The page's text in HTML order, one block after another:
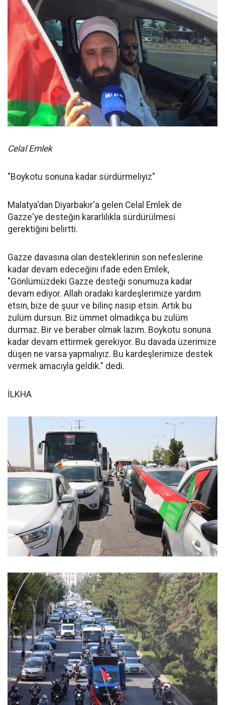
Celal Emlek
"Boykotu sonuna kadar sürdürmeliyiz"
Malatya'dan Diyarbakır'a gelen Celal Emlek de
Gazze'ye desteğin kararlılıkla sürdürülmesi
gerektiğini belirtti.
Gazze davasına olan desteklerinin son nefeslerine
kadar devam edeceğini ifade eden Emlek,
"Gönlümüzdeki Gazze desteği sonumuza kadar
devam ediyor. Allah oradaki kardeşlerimize yardım
etsin, bize de şuur ve bilinç nasip etsin. Artık bu
zulüm dursun. Biz ümmet olmadıkça bu zulüm
durmaz. Bir ve beraber olmak lazım. Boykotu sonuna
kadar devam ettirmek gerekiyor. Bu davada üzerimize
düşen ne varsa yapmalıyız. Bu kardeşlerimize destek
vermek amacıyla geldik." dedi.
İLKHA